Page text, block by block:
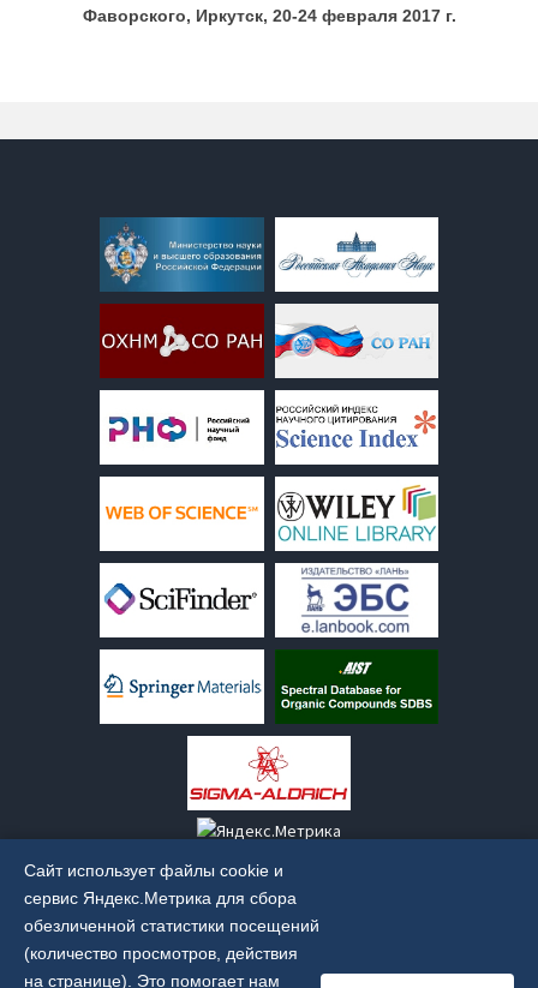
Фаворского, Иркутск, 20-24 февраля 2017 г.
Сайт использует файлы cookie и
сервис Яндекс.Метрика для сбора
обезличенной статистики посещений
(количество просмотров, действия
на странице). Это помогает нам
Старая версия сайта:old.irkinstchem.ru